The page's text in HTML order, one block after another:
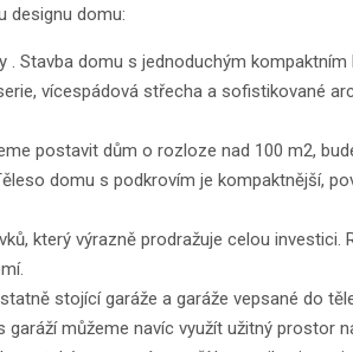
designu domu:
. Stavba domu s jednoduchým kompaktním
vícespádová střecha a sofistikované
postavit dům o rozloze nad 100 m2,
domu s podkrovím je kompaktnější,
který výrazně prodražuje celou investici.
stojící garáže a garáže vepsané do
můžeme navíc využít užitný prostor